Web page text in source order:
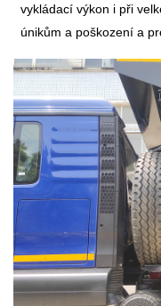
vykládací výkon i při
únikům a poškození a